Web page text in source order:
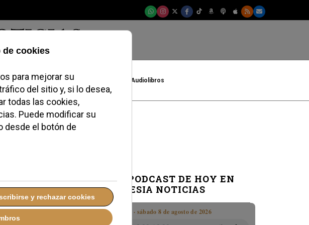
#JovenesConFe Podcast Audiolibros
EL PODCAST DE HOY EN
IGLESIA NOTICIAS
Boletín · sábado 8 de agosto de 2026